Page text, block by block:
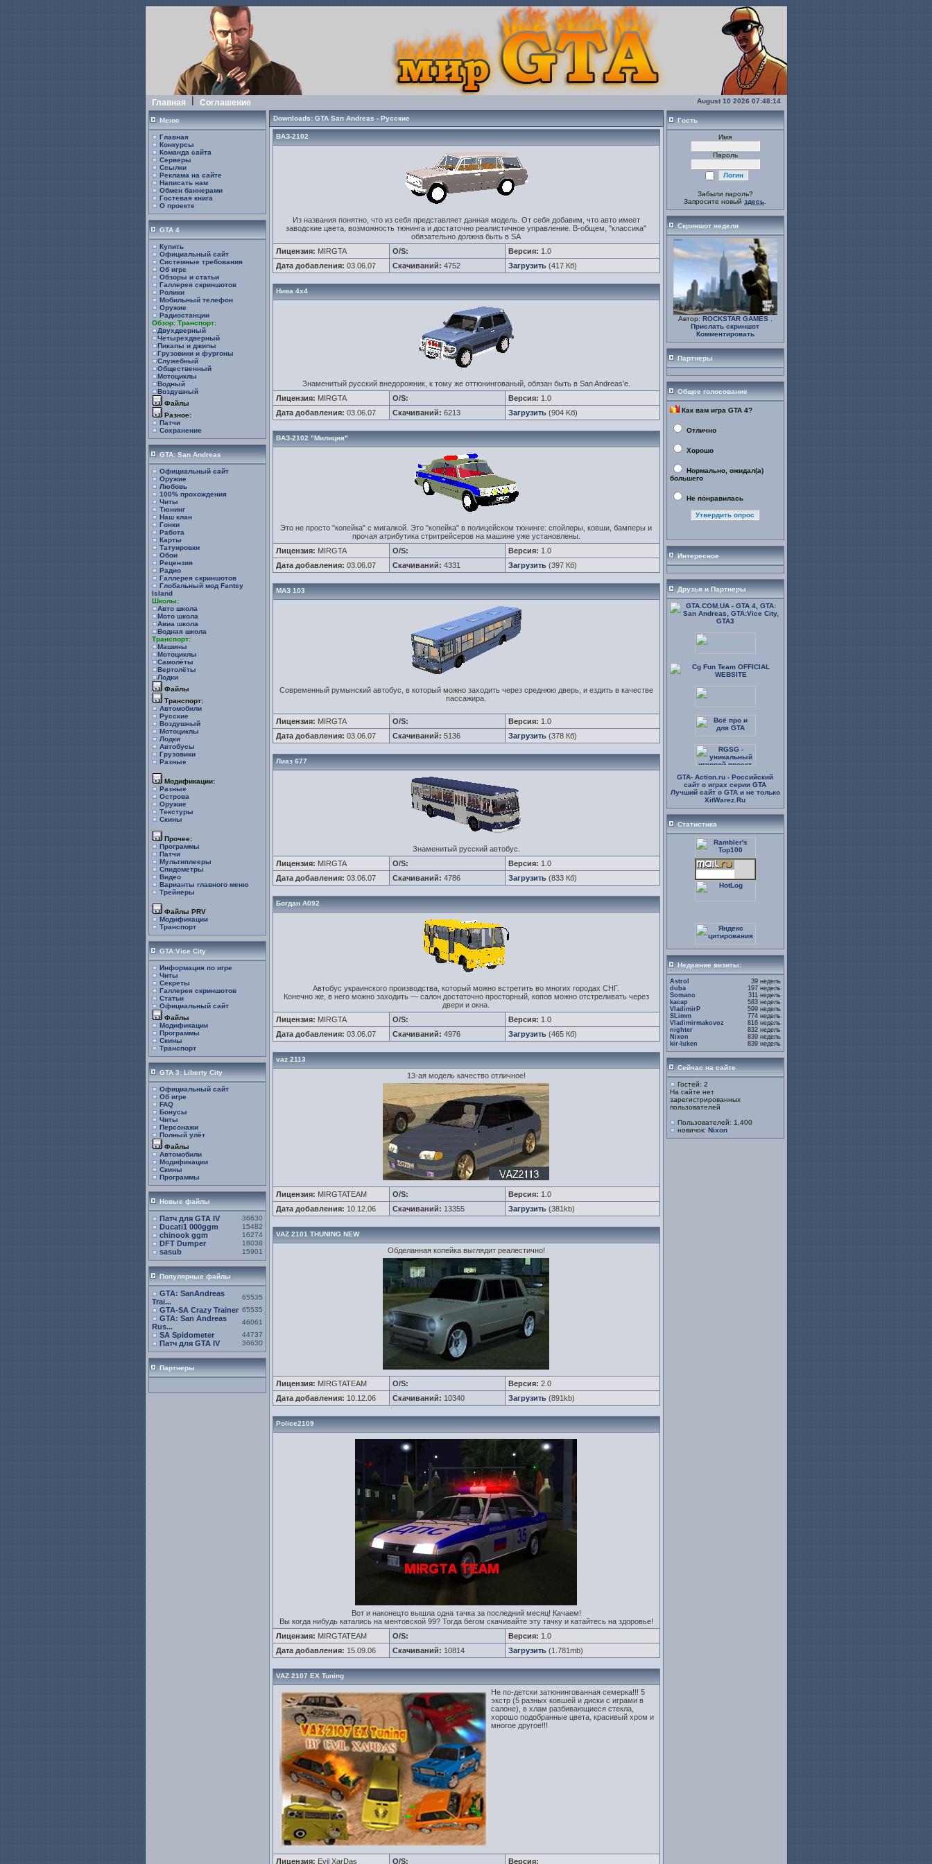
Главная Соглашение August 10 2026 07:48:14
Меню
Главная
Конкурсы
Команда сайта
Серверы
Ссылки
Реклама на сайте
Написать нам
Обмен баннерами
Гостевая книга
О проекте
GTA 4
Купить
Официальный сайт
Системные требования
Об игре
Обзоры и статьи
Галлерея скриншотов
Ролики
Мобильный телефон
Оружие
Радиостанции
Обзор: Транспорт:
Двухдверный
Четырехдверный
Пикапы и джипы
Грузовики и фургоны
Служебный
Общественный
Мотоциклы
Водный
Воздушный
Файлы
Разное:
Патчи
Сохранение
GTA: San Andreas
Официальный сайт
Оружие
Любовь
100% прохождения
Читы
Тюнинг
Наш клан
Гонки
Работа
Карты
Татуировки
Обои
Рецензия
Радио
Галлерея скриншотов
Глобальный мод Fantsy
Island
Школы:
Авто школа
Мото школа
Авиа школа
Водная школа
Транспорт:
Машины
Мотоциклы
Самолёты
Вертолёты
Лодки
Файлы
Транспорт:
Автомобили
Русские
Воздушный
Мотоциклы
Лодки
Автобусы
Грузовики
Разные
Модификации:
Разные
Острова
Оружие
Текстуры
Скины
Прочее:
Программы
Патчи
Мультиплееры
Спидометры
Видео
Варианты главного меню
Трейнеры
Файлы PRV
Модификации
Транспорт
GTA:Vice City
Информация по игре
Читы
Секреты
Галлерея скриншотов
Статьи
Официальный сайт
Файлы
Модификации
Программы
Скины
Транспорт
GTA 3: Liberty City
Официальный сайт
Об игре
FAQ
Бонусы
Читы
Персонажи
Полный улёт
Файлы
Автомобили
Модификации
Скины
Программы
Новые файлы
Патч для GTA IV 36630
Ducati1 000ggm 15482
chinook ggm 16274
DFT Dumper 18038
sasub 15901
Популярные файлы
GTA: SanAndreas
Trai...
65535
GTA-SA Crazy Trainer 65535
GTA: San Andreas
Rus...
46061
SA Spidometer 44737
Патч для GTA IV 36630
Партнеры
Downloads: GTA San Andreas - Русские
ВАЗ-2102
Из названия понятно, что из себя представляет данная модель. От себя добавим, что авто имеет
заводские цвета, возможность тюнинга и достаточно реалистичное управление. В-общем, "классика"
обязательно должна быть в SA
Лицензия: MIRGTA O/S: Версия: 1.0
Дата добавления: 03.06.07 Скачиваний: 4752 Загрузить(417 Кб)
Нива 4х4
Знаменитый русский внедорожник, к тому же оттюнингованый, обязан быть в San Andreas'е.
Лицензия: MIRGTA O/S: Версия: 1.0
Дата добавления: 03.06.07 Скачиваний: 6213 Загрузить(904 Kб)
ВАЗ-2102 "Милиция"
Это не просто "копейка" с мигалкой. Это "копейка" в полицейском тюнинге: спойлеры, ковши, бамперы и
прочая атрибутика стритрейсеров на машине уже установлены.
Лицензия: MIRGTA O/S: Версия: 1.0
Дата добавления: 03.06.07 Скачиваний: 4331 Загрузить(397 Кб)
МАЗ 103
Современный румынский автобус, в который можно заходить через среднюю дверь, и ездить в качестве
пассажира.
Лицензия: MIRGTA O/S: Версия: 1.0
Дата добавления: 03.06.07 Скачиваний: 5136 Загрузить(378 Кб)
Лиаз 677
Знаменитый русский автобус.
Лицензия: MIRGTA O/S: Версия: 1.0
Дата добавления: 03.06.07 Скачиваний: 4786 Загрузить(833 Кб)
Богдан А092
Автобус украинского производства, который можно встретить во многих городах СНГ.
Конечно же, в него можно заходить — салон достаточно просторный, копов можно отстреливать через
двери и окна.
Лицензия: MIRGTA O/S: Версия: 1.0
Дата добавления: 03.06.07 Скачиваний: 4976 Загрузить(465 Кб)
vaz 2113
13-ая модель качество отличное!
Лицензия: MIRGTATEAM O/S: Версия: 1.0
Дата добавления: 10.12.06 Скачиваний: 13355 Загрузить(381kb)
VAZ 2101 THUNING NEW
Обделанная копейка выглядит реалестично!
Лицензия: MIRGTATEAM O/S: Версия: 2.0
Дата добавления: 10.12.06 Скачиваний: 10340 Загрузить(891kb)
Police2109
Вот и наконецто вышла одна тачка за последний месяц! Качаем!
Вы когда нибудь катались на ментовской 99? Тогда бегом скачивайте эту тачку и катайтесь на здоровье!
Лицензия: MIRGTATEAM O/S: Версия: 1.0
Дата добавления: 15.09.06 Скачиваний: 10814 Загрузить(1.781mb)
VAZ 2107 EX Tuning
Не по-детски затюнингованная семерка!!! 5
экстр (5 разных ковшей и диски с играми в
салоне), в хлам разбивающиеся стекла,
хорошо подобранные цвета, красивый хром и
многое другое!!!
Лицензия: Evil XarDas O/S: Версия:
Гость
Имя
Пароль
Забыли пароль?
Запросите новый здесь
Скриншот недели
Автор: ROCKSTAR GAMES.
Прислать скриншот
Комментировать
Партнеры
Общее голосование
Как вам игра GTA 4?
Отлично
Хорошо
Нормально, ожидал(а)
большего
Не понравилась
Интересное
Друзья и Партнеры
GTA- Action.ru - Российский
сайт о играх серии GTA
Лучший сайт о GTA и не только
XitWarez.Ru
Статистика
Недавние визиты:
Astrol
39 недель
duba
197 недель
Somano
311 недель
kacap
583 недель
VladimirP
599 недель
SLimm
774 недель
Vladimirmakovoz
816 недель
nighter
832 недель
Nixon
839 недель
kir-luken
839 недель
Сейчас на сайте
Гостей: 2
На сайте нет
зарегистрированных
пользователей
Пользователей: 1,400
новичок: Nixon